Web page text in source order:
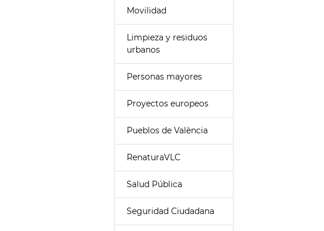
Movilidad
Limpieza y residuos
urbanos
Personas mayores
Proyectos europeos
Pueblos de València
RenaturaVLC
Salud Pública
Seguridad Ciudadana